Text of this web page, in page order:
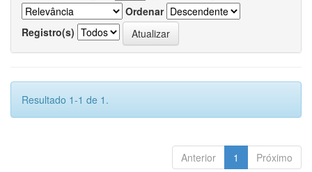
Ordenar
Registro(s)
Resultado 1-1 de 1.
Anterior 1 Próximo